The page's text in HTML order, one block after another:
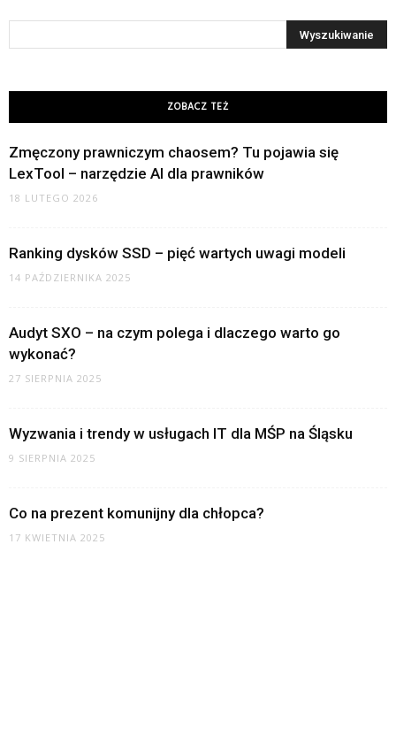
ZOBACZ TEŻ
Zmęczony prawniczym chaosem? Tu pojawia się
LexTool – narzędzie AI dla prawników
18 LUTEGO 2026
Ranking dysków SSD – pięć wartych uwagi modeli
14 PAŹDZIERNIKA 2025
Audyt SXO – na czym polega i dlaczego warto go
wykonać?
27 SIERPNIA 2025
Wyzwania i trendy w usługach IT dla MŚP na Śląsku
9 SIERPNIA 2025
Co na prezent komunijny dla chłopca?
17 KWIETNIA 2025